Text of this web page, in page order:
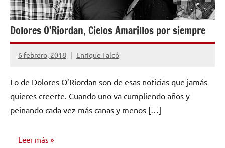
Dolores O’Riordan, Cielos Amarillos por siempre
6 febrero, 2018 Enrique Falcó
4
Lo de Dolores O’Riordan son de esas noticias que jamás
quieres creerte. Cuando uno va cumpliendo años y
peinando cada vez más canas y menos […]
Leer más